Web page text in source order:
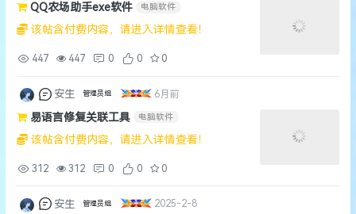
QQ农场助手exe软件 电脑软件
该帖含付费内容，请进入详情查看！
447 447 0 0 0
安生 管理员组 6月前
易语言修复关联工具 电脑软件
该帖含付费内容，请进入详情查看！
312 312 0 0 0
安生 管理员组 2025-2-8